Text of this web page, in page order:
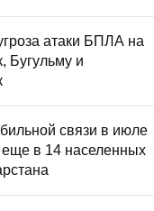
атаки БПЛА на
Бугульму и
связи в июле
в 14 населенных